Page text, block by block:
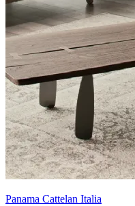
Panama Cattelan Italia